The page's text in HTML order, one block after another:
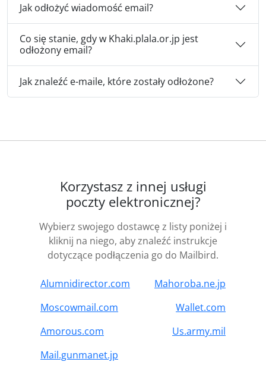
Jak odłożyć wiadomość email?
Co się stanie, gdy w Khaki.plala.or.jp jest
odłożony email?
Jak znaleźć e-maile, które zostały odłożone?
Korzystasz z innej usługi
poczty elektronicznej?
Wybierz swojego dostawcę z listy poniżej i
kliknij na niego, aby znaleźć instrukcje
dotyczące podłączenia go do Mailbird.
Alumnidirector.com
Mahoroba.ne.jp
Moscowmail.com
Wallet.com
Amorous.com
Us.army.mil
Mail.gunmanet.jp